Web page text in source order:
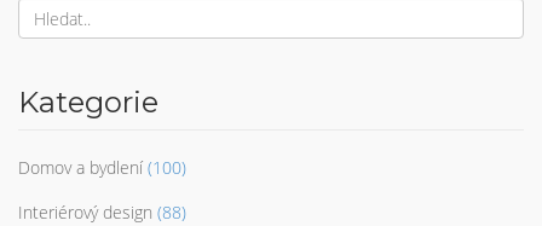
Kategorie
Domov a bydlení (100)
Interiérový design (88)